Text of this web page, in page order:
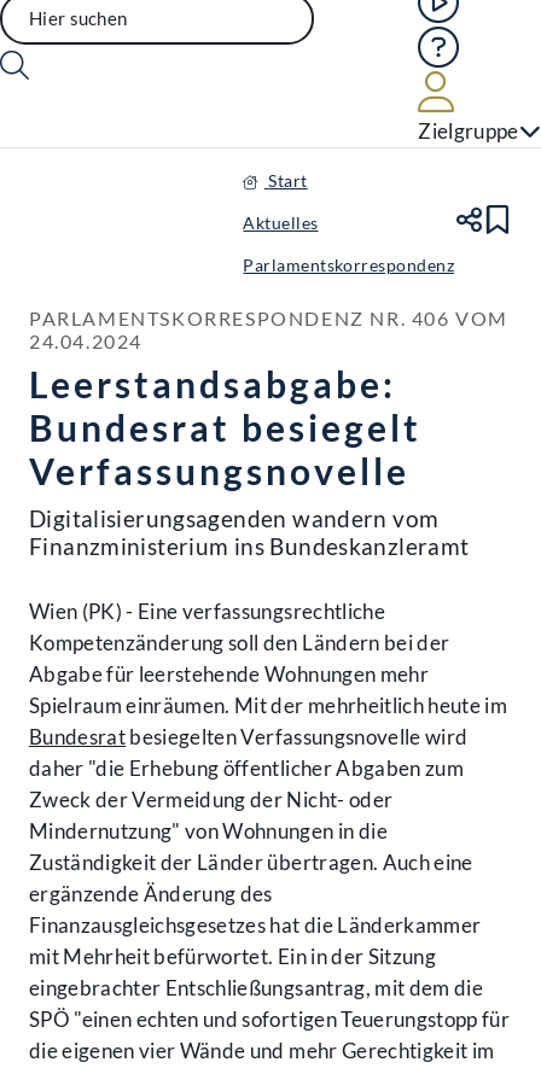
Hilfe
Zielgruppe
Start
Aktuelles
Parlamentskorrespondenz
PARLAMENTSKORRESPONDENZ NR. 406 VOM
24.04.2024
Leerstandsabgabe:
Bundesrat besiegelt
Verfassungsnovelle
Digitalisierungsagenden wandern vom
Finanzministerium ins Bundeskanzleramt
Wien (PK) - Eine verfassungsrechtliche
Kompetenzänderung soll den Ländern bei der
Abgabe für leerstehende Wohnungen mehr
Spielraum einräumen. Mit der mehrheitlich heute im
Bundesratbesiegelten Verfassungsnovelle wird
daher "die Erhebung öffentlicher Abgaben zum
Zweck der Vermeidung der Nicht- oder
Mindernutzung" von Wohnungen in die
Zuständigkeit der Länder übertragen. Auch eine
ergänzende Änderung des
Finanzausgleichsgesetzes hat die Länderkammer
mit Mehrheit befürwortet. Ein in der Sitzung
eingebrachter Entschließungsantrag, mit dem die
SPÖ "einen echten und sofortigen Teuerungstopp für
die eigenen vier Wände und mehr Gerechtigkeit im